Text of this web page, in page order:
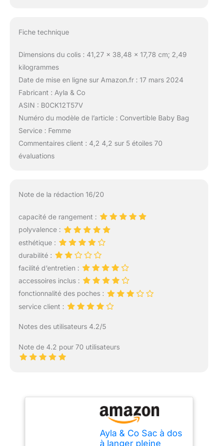
Fiche technique
Dimensions du colis : 41,27 x 38,48 x 17,78 cm; 2,49
kilogrammes
Date de mise en ligne sur Amazon.fr : 17 mars 2024
Fabricant : Ayla & Co
ASIN : B0CK12T57V
Numéro du modèle de l’article : Convertible Baby Bag
Service : Femme
Commentaires client : 4,2 4,2 sur 5 étoiles 70
évaluations
Note de la rédaction 16/20
capacité de rangement :
polyvalence :
esthétique :
durabilité :
facilité d’entretien :
accessoires inclus :
fonctionnalité des poches :
service client :
Notes des utilisateurs 4.2/5
Note de 4.2 pour 70 utilisateurs
Ayla & Co Sac à dos
à langer pleine